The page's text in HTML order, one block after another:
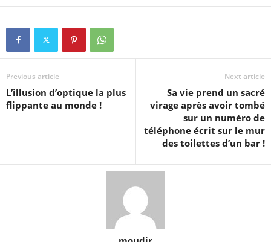
Previous article
L’illusion d’optique la plus
flippante au monde !
Next article
Sa vie prend un sacré
virage après avoir tombé
sur un numéro de
téléphone écrit sur le mur
des toilettes d’un bar !